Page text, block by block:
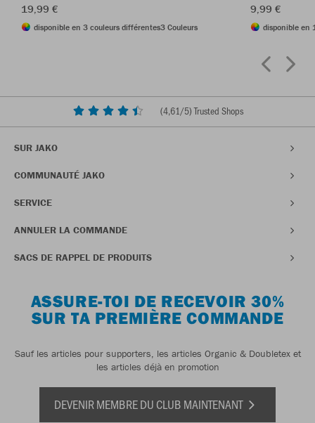
19,99 €
disponible en 3 couleurs différentes3 Couleurs
9,99 €
disponible en
(4,61/5) Trusted Shops
SUR JAKO
COMMUNAUTÉ JAKO
SERVICE
ANNULER LA COMMANDE
SACS DE RAPPEL DE PRODUITS
ASSURE-TOI DE RECEVOIR 30%
SUR TA PREMIÈRE COMMANDE
Sauf les articles pour supporters, les articles Organic & Doubletex et
les articles déjà en promotion
DEVENIR MEMBRE DU CLUB MAINTENANT